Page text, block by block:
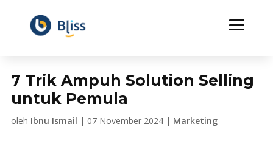
7 Trik Ampuh Solution Selling
untuk Pemula
oleh Ibnu Ismail | 07 November 2024| Marketing